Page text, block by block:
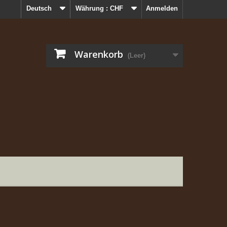
Anmelden
Währung : CHF
Deutsch
Warenkorb (Leer)